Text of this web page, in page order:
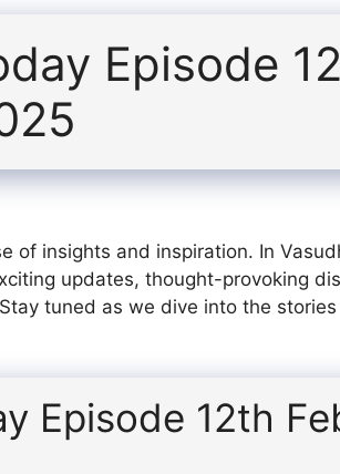
Episode
of insights and inspiration. In
updates, thought-provoking
tuned as we dive into the
Episode 12th